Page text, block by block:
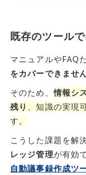
既存のツール
マニュアルやFAQ
をカバーできませ
そのため、情報シ
残り 、知識の実現
す。
こうした課題を解
レッジ管理が有効
自動議事録作成ツ